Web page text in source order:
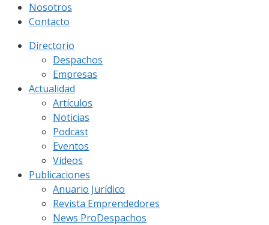
Nosotros
Contacto
Directorio
Despachos
Empresas
Actualidad
Artículos
Noticias
Podcast
Eventos
Vídeos
Publicaciones
Anuario Jurídico
Revista Emprendedores
News ProDespachos